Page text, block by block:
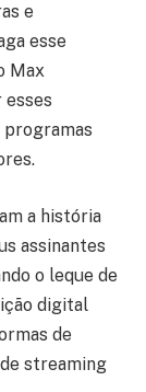
e
esse
Max
esses
programas
a história
assinantes
o leque de
digital
de
streaming